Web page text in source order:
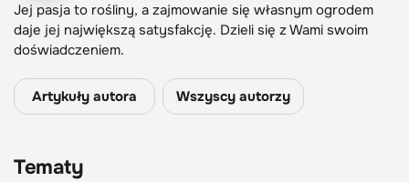
Jej pasja to rośliny, a zajmowanie się własnym ogrodem
daje jej największą satysfakcję. Dzieli się z Wami swoim
doświadczeniem.
Artykuły autora Wszyscy autorzy
Tematy